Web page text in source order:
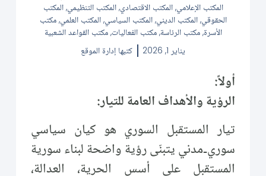
المكتب الإعلامي,المكتب الاقتصادي,المكتب التنظيمي,المكتب
الحقوقي,المكتب الديني,المكتب السياسي,المكتب العلمي,مكتب
الأسرة,مكتب الرئاسة,مكتب الفعاليات,مكتب القواعد الشعبية
يناير 1, 2026
كتبها إدارة الموقع
أولاً:
الرؤية والأهداف العامة للتيار:
تيار المستقبل السوري هو كيان سياسي
سوري‑مدني يتبنّى رؤية واضحة لبناء سورية
المستقبل على أسس الحرية، العدالة،